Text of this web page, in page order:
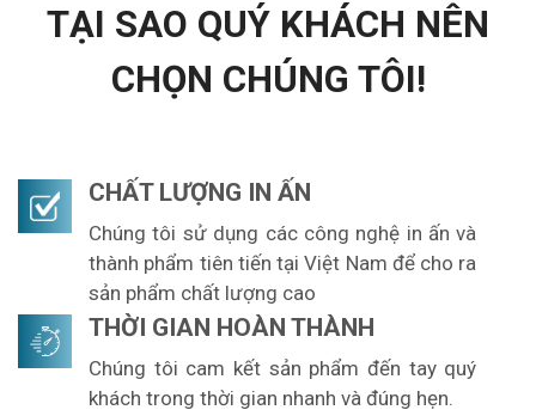
TẠI SAO QUÝ KHÁCH NÊN
CHỌN CHÚNG TÔI!
CHẤT LƯỢNG IN ẤN
Chúng tôi sử dụng các công nghệ in ấn và
thành phẩm tiên tiến tại Việt Nam để cho ra
sản phẩm chất lượng cao
THỜI GIAN HOÀN THÀNH
Chúng tôi cam kết sản phẩm đến tay quý
khách trong thời gian nhanh và đúng hẹn.